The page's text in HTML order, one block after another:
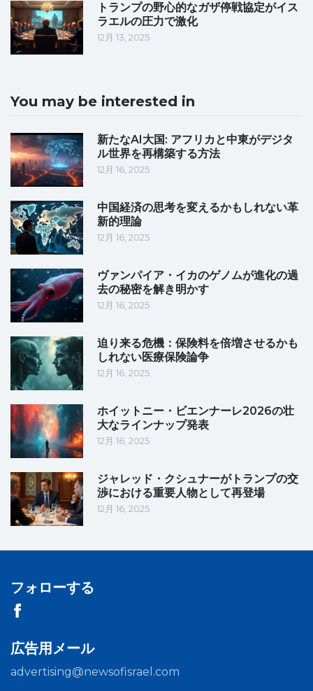
トランプの野心的なガザ停戦協定がイス
ラエルの圧力で激化
12月 13, 2025
You may be interested in
新たなAI大国: アフリカと中東がデジタ
ル世界を再構築する方法
12月 16, 2025
中国経済の思考を変えるかもしれない革
新的理論
12月 16, 2025
ヴァンパイア・イカのゲノムが進化の過
去の秘密を解き明かす
12月 16, 2025
迫り来る危機：保険料を倍増させるかも
しれない医療保険論争
12月 16, 2025
ホイットニー・ビエンナーレ2026の壮
大なラインナップ発表
12月 16, 2025
ジャレッド・クシュナーがトランプの交
渉における重要人物として再登場
12月 16, 2025
フォローする
広告用メール
advertising@newsofisrael.com